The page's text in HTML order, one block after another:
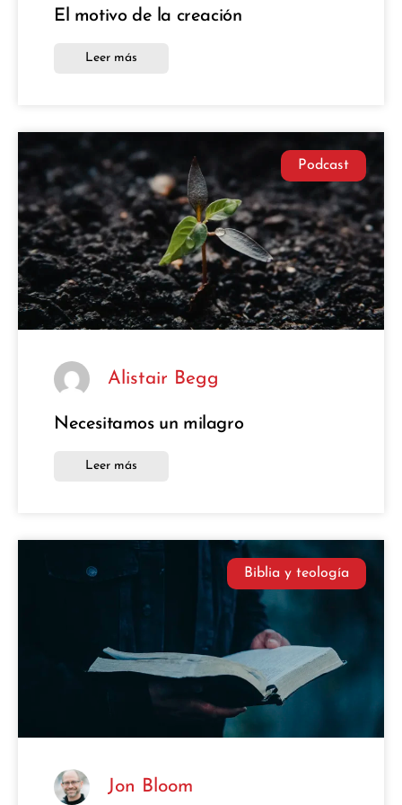
El motivo de la creación
Leer más
Podcast
Alistair Begg
Necesitamos un milagro
Leer más
Biblia y teología
Jon Bloom